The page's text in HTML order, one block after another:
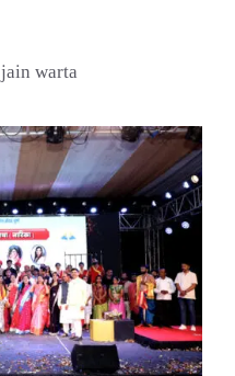
warta